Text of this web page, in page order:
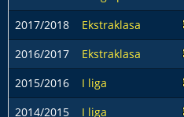
2017/2018
Ekstraklasa
2016/2017
Ekstraklasa
2015/2016
I liga
2014/2015
I liga